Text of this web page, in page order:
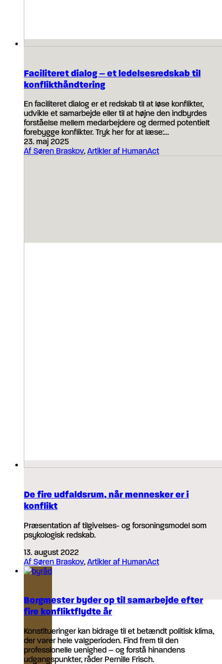
Faciliteret dialog – et ledelsesredskab til
konflikthåndtering
En faciliteret dialog er et redskab til at løse konflikter,
udvikle et samarbejde eller til at højne den indbyrdes
forståelse mellem medarbejdere og dermed potentielt
forebygge konflikter. Tryk her for at læse:…
23. maj 2025
Af Søren Braskov, Artikler af HumanAct
De fire udfaldsrum, når mennesker er i
konflikt
Præsentation af tilgivelses- og forsoningsmodel som
psykologisk redskab.
13. august 2022
Af Søren Braskov, Artikler af HumanAct
Borgmester byder op til samarbejde efter
fire konfliktflydte år
Konstitueringer kan bidrage til et betændt politisk klima,
der varer hele valgperioden. Find frem til den
professionelle uenighed – og forstå hinandens
udgangspunkter, råder Pernille Frisch.